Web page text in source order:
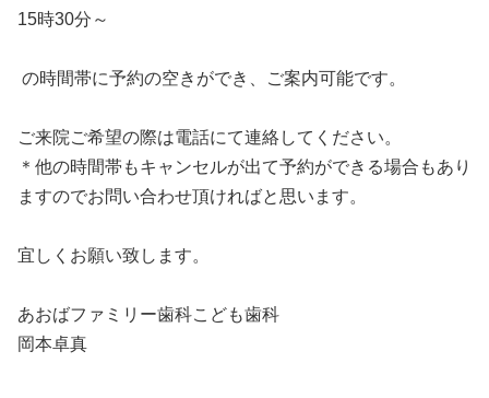
15時30分～
の時間帯に予約の空きができ、ご案内可能です。
ご来院ご希望の際は電話にて連絡してください。
＊他の時間帯もキャンセルが出て予約ができる場合もあり
ますのでお問い合わせ頂ければと思います。
宜しくお願い致します。
あおばファミリー歯科こども歯科
岡本卓真